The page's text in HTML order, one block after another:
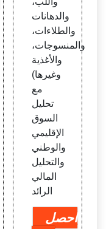
والدهانات
والطلاءات،
والمنسوجات،
والأغذية
وغيرها)
مع
تحليل
السوق
الإقليمي
والوطني
والتحليل
المالي
الرائد
احصل